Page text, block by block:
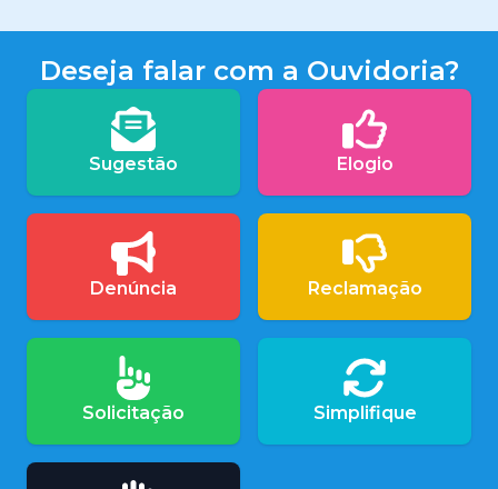
Deseja falar com a Ouvidoria?
Sugestão Elogio
Denúncia Reclamação
Solicitação Simplifique